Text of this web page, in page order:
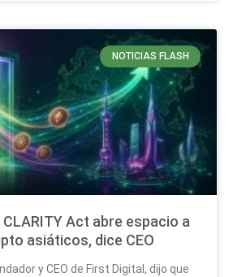
NOTICIAS FLASH
Act abre espacio a
asiáticos, dice CEO
y CEO de First Digital, dijo que